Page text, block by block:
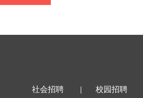
社会招聘 校园招聘